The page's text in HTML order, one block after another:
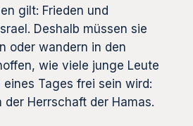
gilt: Frieden und
Deshalb müssen sie
oder wandern in den
wie viele junge Leute
eines Tages frei sein wird:
Herrschaft der Hamas.